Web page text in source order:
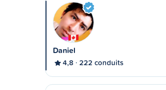
Daniel
4,8 222 conduits